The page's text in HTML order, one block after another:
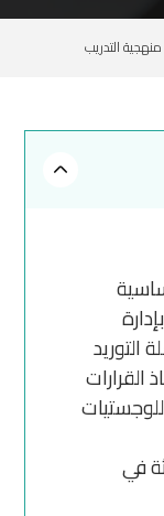
منهجية التدريب
التوريد
القرارات
في